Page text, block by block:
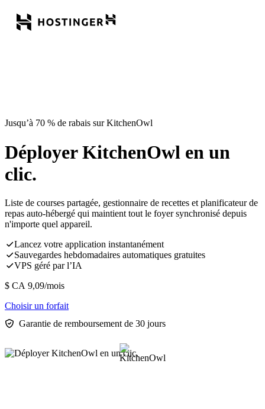
Jusqu’à 70 % de rabais sur KitchenOwl
Déployer KitchenOwl en un
clic.
Liste de courses partagée, gestionnaire de recettes et planificateur de
repas auto-hébergé qui maintient tout le foyer synchronisé depuis
n'importe quel appareil.
Lancez votre application instantanément
Sauvegardes hebdomadaires automatiques gratuites
VPS géré par l’IA
$ CA 9,09/mois
Choisir un forfait
Garantie de remboursement de 30 jours